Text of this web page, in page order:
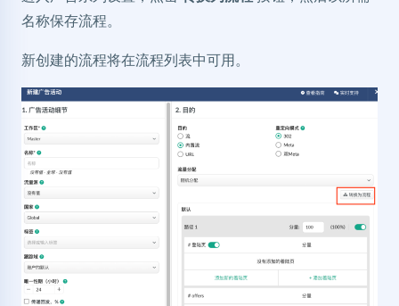
名称保存流程。
新创建的流程将在流程列表中可用。